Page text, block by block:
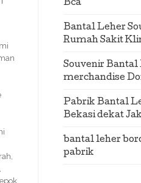
Bca
Bantal Leher
Rumah Sakit
Souvenir
merchandise
Pabrik Bantal
Bekasi dekat
bantal leher
pabrik